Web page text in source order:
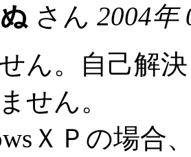
さん 2004年
ん。自己解
せん。
ＸＰの場合